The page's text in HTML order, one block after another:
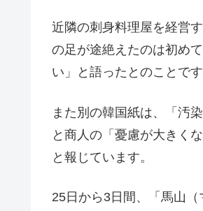
近隣の刺身料理屋を経営
の足が途絶えたのは初め
い」と語ったとのことです
また別の韓国紙は、「汚
と商人の「憂慮が大きく
と報じています。
25日から3日間、「馬山